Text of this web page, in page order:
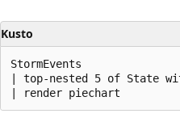
Kusto
StormEvents
| top-nested 5 of State